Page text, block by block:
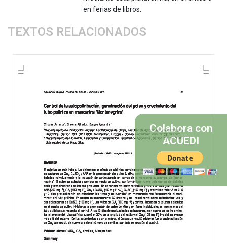
en ferias de libros.
TEXTOS RELACIONADOS
Colabora con
ACUEDI